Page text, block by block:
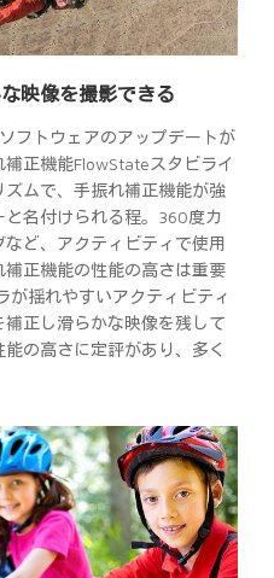
映像を撮影できる
フトウェアのアップデートが
正機能FlowStateスタビライ
ムで、手振れ補正機能が強
名付けられる程。360度カ
ど、アクティビティで使用
正機能の性能の高さは重要
が揺れやすいアクティビティ
正し滑らかな映像を残して
の高さに定評があり、多く